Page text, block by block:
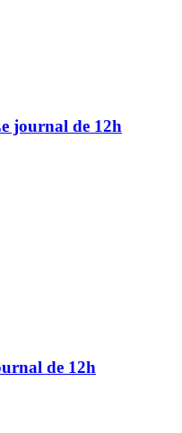
journal de 12h
de 12h